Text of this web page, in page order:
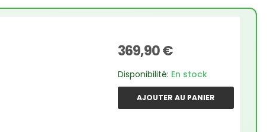
369,90 €
Disponibilité: En stock
AJOUTER AU PANIER